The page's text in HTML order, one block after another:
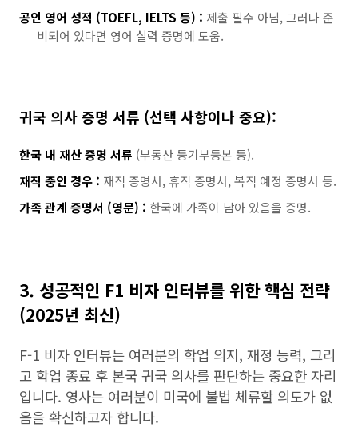
공인 영어 성적 (TOEFL, IELTS 등) : 제출 필수 아님, 그러나 준
비되어 있다면 영어 실력 증명에 도움.
귀국 의사 증명 서류 (선택 사항이나 중요):
한국 내 재산 증명 서류 (부동산 등기부등본 등).
재직 중인 경우 : 재직 증명서, 휴직 증명서, 복직 예정 증명서 등.
가족 관계 증명서 (영문) : 한국에 가족이 남아 있음을 증명.
3. 성공적인 F1 비자 인터뷰를 위한 핵심 전략
(2025년 최신)
F-1 비자 인터뷰는 여러분의 학업 의지, 재정 능력, 그리
고 학업 종료 후 본국 귀국 의사를 판단하는 중요한 자리
입니다. 영사는 여러분이 미국에 불법 체류할 의도가 없
음을 확신하고자 합니다.